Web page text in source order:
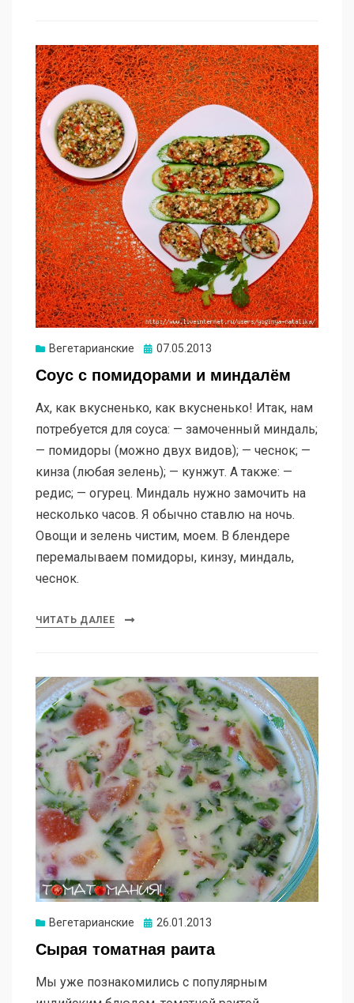
Вегетарианские Опубликовано
07.05.2013
Соус с помидорами и миндалём
Ах, как вкусненько, как вкусненько! Итак, нам
потребуется для соуса: — замоченный миндаль;
— помидоры (можно двух видов); — чеснок; —
кинза (любая зелень); — кунжут. А также: —
редис; — огурец. Миндаль нужно замочить на
несколько часов. Я обычно ставлю на ночь.
Овощи и зелень чистим, моем. В блендере
перемалываем помидоры, кинзу, миндаль,
чеснок.
ЧИТАТЬ ДАЛЕЕ
Вегетарианские Опубликовано
26.01.2013
Сырая томатная раита
Мы уже познакомились с популярным